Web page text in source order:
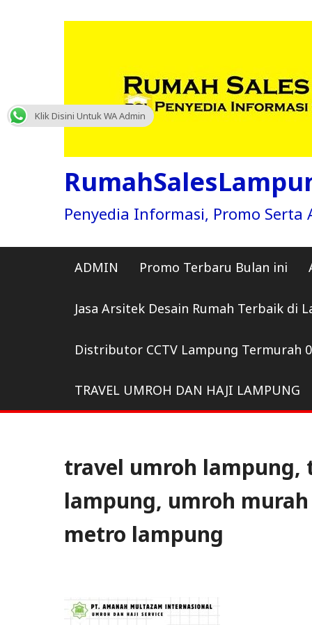
Penyedia Informasi, Promo Serta
ADMIN Promo Terbaru Bulan ini
Jasa Arsitek Desain Rumah Terbaik di
Distributor CCTV Lampung Termurah
TRAVEL UMROH DAN HAJI LAMPUNG
travel umroh lampung,
lampung, umroh
metro lampung
Klik Disini Untuk WA Admin